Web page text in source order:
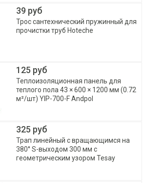
39 руб
Трос сантехнический пружинный для
прочистки труб Hoteche
125 руб
Теплоизоляционная панель для
теплого пола 43 × 600 × 1200 мм (0.72
м²/шт) YIP-700-F Andpol
325 руб
Трап линейный с вращающимся на
380° S-выходом 300 мм с
геометрическим узором Tesay